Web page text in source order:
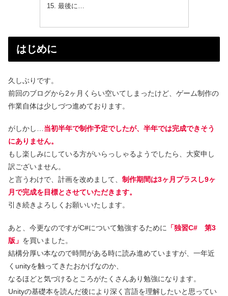
最後に…
はじめに
久しぶりです。
前回のブログから2ヶ月くらい空いてしまったけど、ゲーム制作の
作業自体は少しづつ進めております。
がしかし…当初半年で制作予定でしたが、半年では完成できそう
にありません。
もし楽しみにしている方がいらっしゃるようでしたら、大変申し
訳ございません。
と言うわけで、計画を改めまして、 制作期間は3ヶ月プラスし9ヶ
月で完成を目標とさせていただきます。
引き続きよろしくお願いいたします。
あと、今更なのですがC#について勉強するために
「独習C# 第3
版」 を買いました。
結構分厚い本なので時間がある時に読み進めていますが、一年近
くunityを触ってきたおかげなのか、
なるほどと気づけるところがたくさんあり勉強になります。
Unityの基礎本を読んだ後により深く言語を理解したいと思ってい